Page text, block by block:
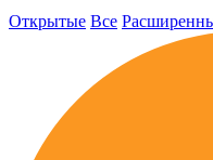
Открытые Все